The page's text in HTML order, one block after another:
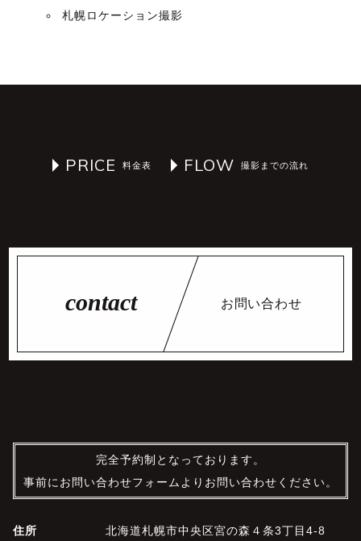
札幌ロケーション撮影
PRICE FLOW
お問い合わせ
完全予約制となっております。
事前にお問い合わせフォームよりお問い合わせください。
住所 北海道札幌市中央区宮の森４条3丁目4-8